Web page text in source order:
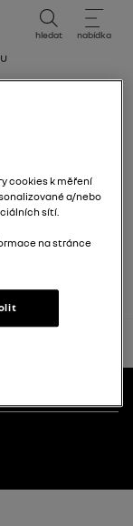
hledat nabídka
cookies k měření
a/nebo
sítí.
na stránce